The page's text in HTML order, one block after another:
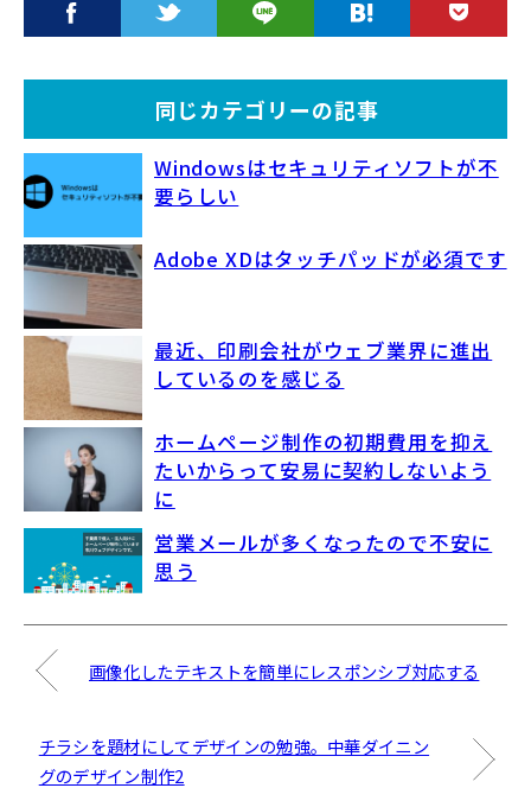
同じカテゴリーの記事
Windowsはセキュリティソフトが不
要らしい
Adobe XDはタッチパッドが必須です
最近、印刷会社がウェブ業界に進出
しているのを感じる
ホームページ制作の初期費用を抑え
たいからって安易に契約しないよう
に
営業メールが多くなったので不安に
思う
画像化したテキストを簡単にレスポンシブ対応する
チラシを題材にしてデザインの勉強。中華ダイニン
グのデザイン制作2